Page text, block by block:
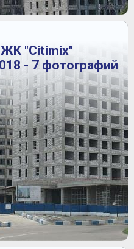
ЖК "Citimix"
- 7 фотографий